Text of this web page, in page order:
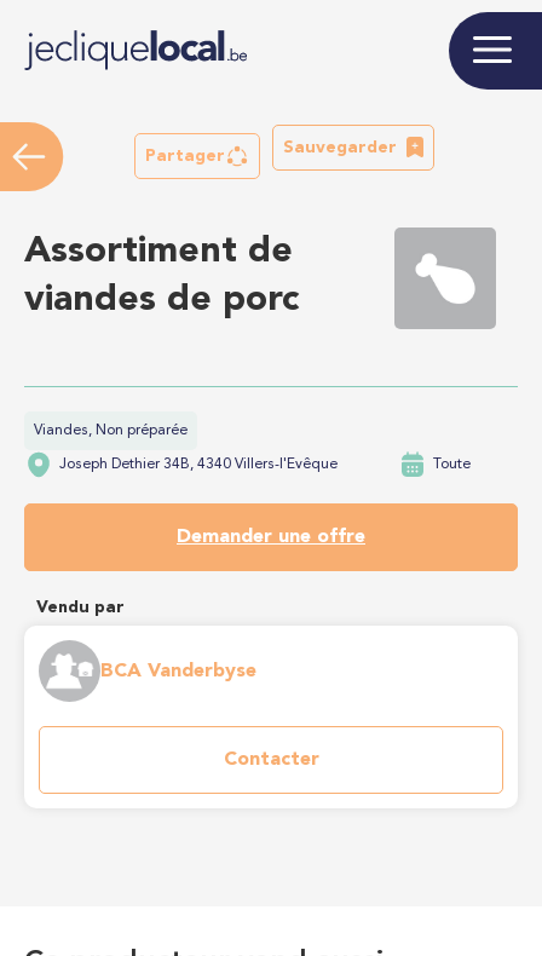
Partager
Sauvegarder
Assortiment de
viandes de porc
Viandes, Non préparée
Joseph Dethier 34B, 4340 Villers-l'Evêque Toute
Demander une offre
Vendu par
BCA Vanderbyse
Contacter